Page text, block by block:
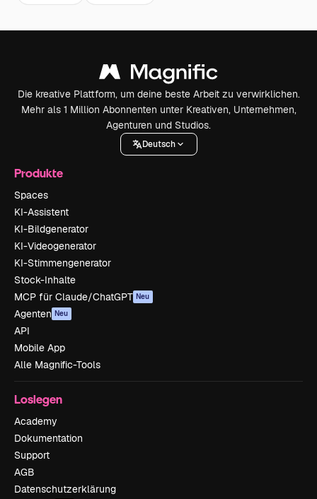
Die kreative Plattform, um deine beste Arbeit zu verwirklichen.
Mehr als 1 Million Abonnenten unter Kreativen, Unternehmen,
Agenturen und Studios.
Deutsch
Produkte
Spaces
KI-Assistent
KI-Bildgenerator
KI-Videogenerator
KI-Stimmengenerator
Stock-Inhalte
MCP für Claude/ChatGPT Neu
Agenten Neu
API
Mobile App
Alle Magnific-Tools
Loslegen
Academy
Dokumentation
Support
AGB
Datenschutzerklärung